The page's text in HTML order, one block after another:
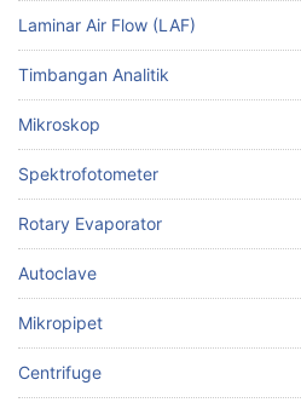
Laminar Air Flow (LAF)
Timbangan Analitik
Mikroskop
Spektrofotometer
Rotary Evaporator
Autoclave
Mikropipet
Centrifuge